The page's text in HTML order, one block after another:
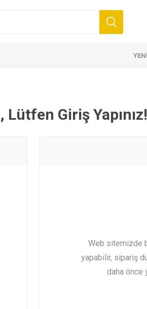
Giriş Yapınız!
Web sitemizde
yapabilir, sipariş
daha önce